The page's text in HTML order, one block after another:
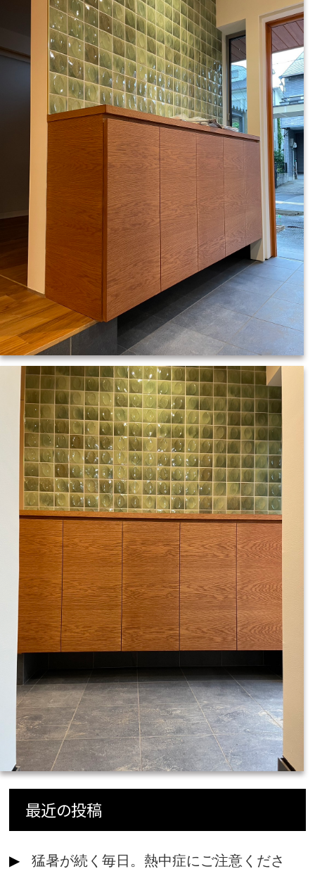
最近の投稿
猛暑が続く毎日。熱中症にご注意くださ